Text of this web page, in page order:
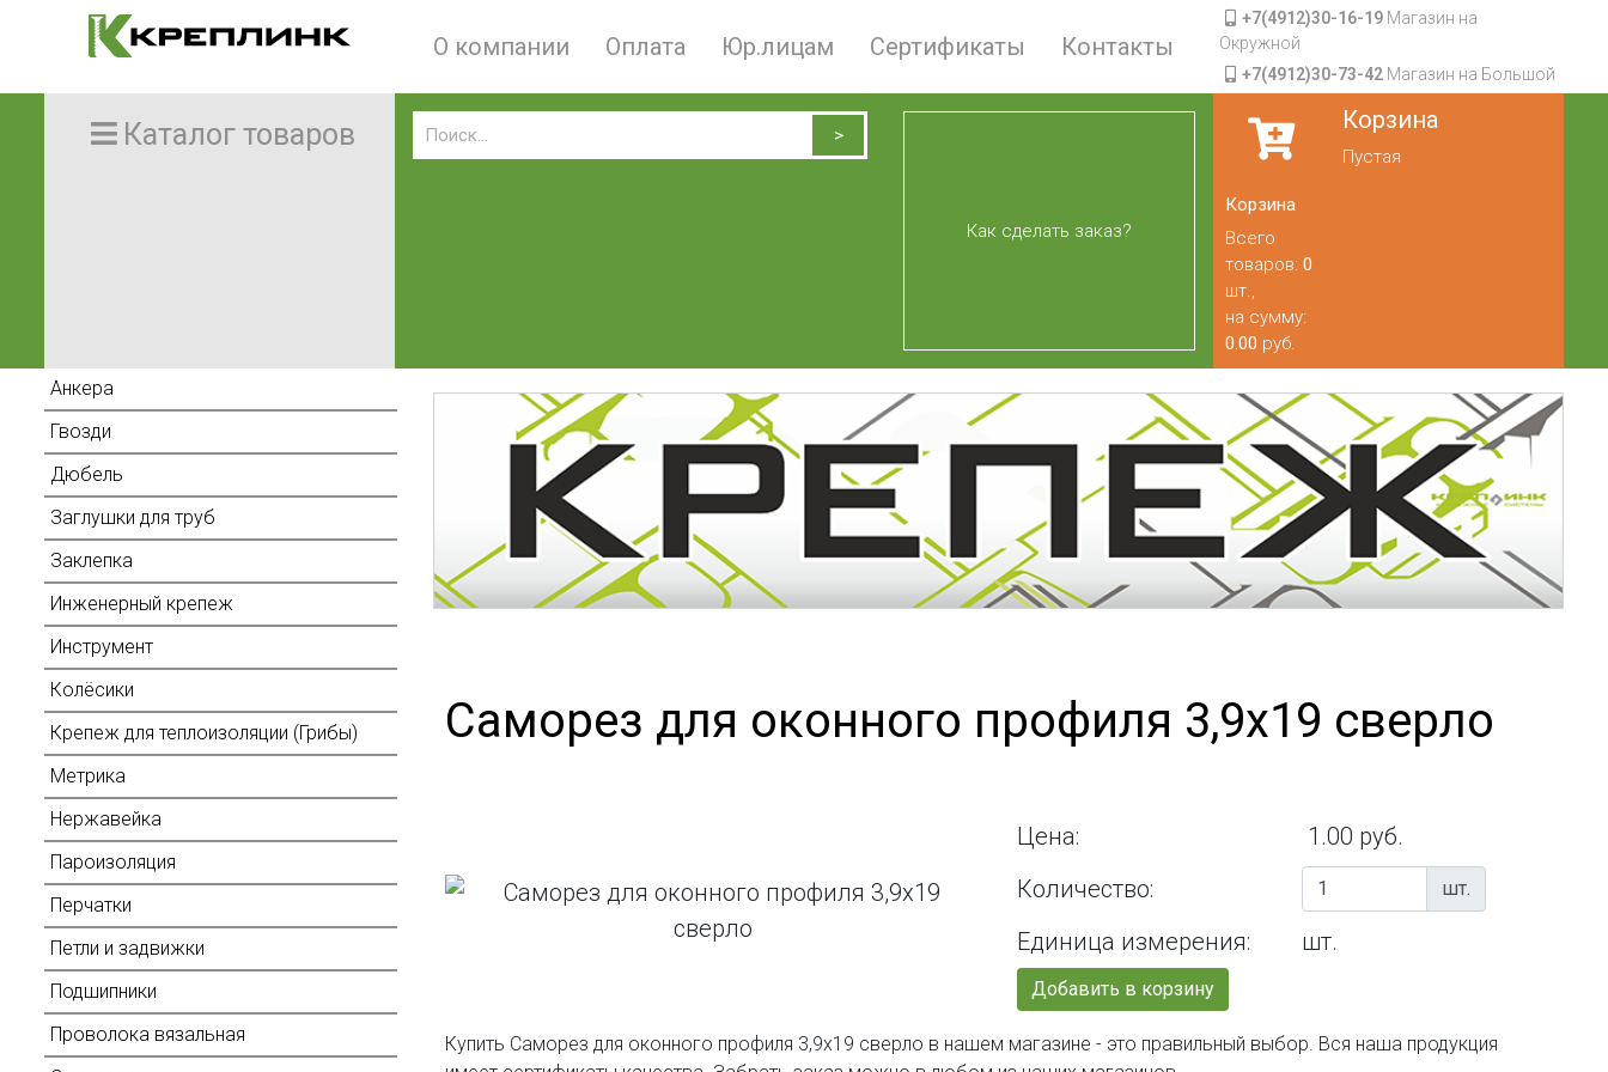
О компании Оплата Юр.лицам Сертификаты Контакты
+7(4912)30-16-19Магазин на
Окружной
+7(4912)30-73-42Магазин на Большой
Каталог товаров
Как сделать заказ?
Корзина
Пустая
Корзина
Всего
товаров: 0
шт.,
на сумму:
0.00 руб.
Анкера
Гвозди
Дюбель
Заглушки для труб
Заклепка
Инженерный крепеж
Инструмент
Колёсики
Крепеж для теплоизоляции (Грибы)
Метрика
Нержавейка
Пароизоляция
Перчатки
Петли и задвижки
Подшипники
Проволока вязальная
Саморез для оконного профиля 3,9х19 сверло
Цена:
1.00 руб.
Количество:
шт.
Единица измерения: шт.
Добавить в корзину
Купить Саморез для оконного профиля 3,9х19 сверло в нашем магазине - это правильный выбор. Вся наша продукция